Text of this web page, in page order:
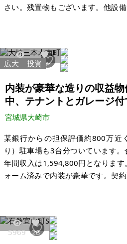
さい。残置物もございます。他設
木(徒歩1時間45分)です。 田園地帯で、田んぼが多くみられま
す。静かな環境で田舎でのんびり
フォームの手配ができる方が向い
使用することはでき
9151 37
広大 投資
内装が豪華な造りの収益
中、テナントとガレージ
宮城県大崎市
某銀行からの担保評価約800万近
り）駐車場も3台分ついています。
年間収入は1,594,800円となります。
ォーム済みで内装が豪華です。契
物置未登記でお願いします。水道
古屋付土地 場所：宮城県大崎市三
木造 構造：木造亜鉛メッキ鋼板・
5969 28